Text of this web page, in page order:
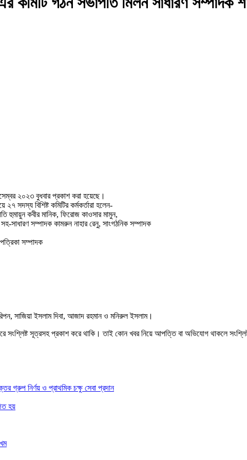
২০২৩ বুধবার প্রকাশ করা হয়েছে।
সদস্য বিশিষ্ট কমিটির কর্মকর্তারা হলেন-
হুমায়ুন কবীর মানিক, ফিরোজ কাওসার মামুন,
সাধারণ সম্পাদক কামরুন নাহার রেনু, সাংগঠনিক সম্পাদক
সম্পাদক
সাজিয়া ইসলাম দিবা, আজাদ রহমান ও মনিরুল ইসলাম।
সংশ্লিষ্ট সূত্রসহ প্রকাশ করে থাকি। তাই কোন খবর নিয়ে আপত্তি বা অভিযোগ থাকলে
নির্ণয় ও প্রাথমিক চক্ষু সেবা প্রদান
হয়